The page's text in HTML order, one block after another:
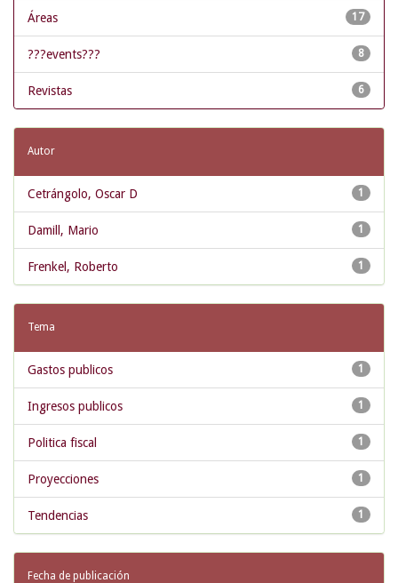
17
Áreas
8
???events???
6
Revistas
Autor
1
Cetrángolo, Oscar D
1
Damill, Mario
1
Frenkel, Roberto
Tema
1
Gastos publicos
1
Ingresos publicos
1
Politica fiscal
1
Proyecciones
1
Tendencias
Fecha de publicación